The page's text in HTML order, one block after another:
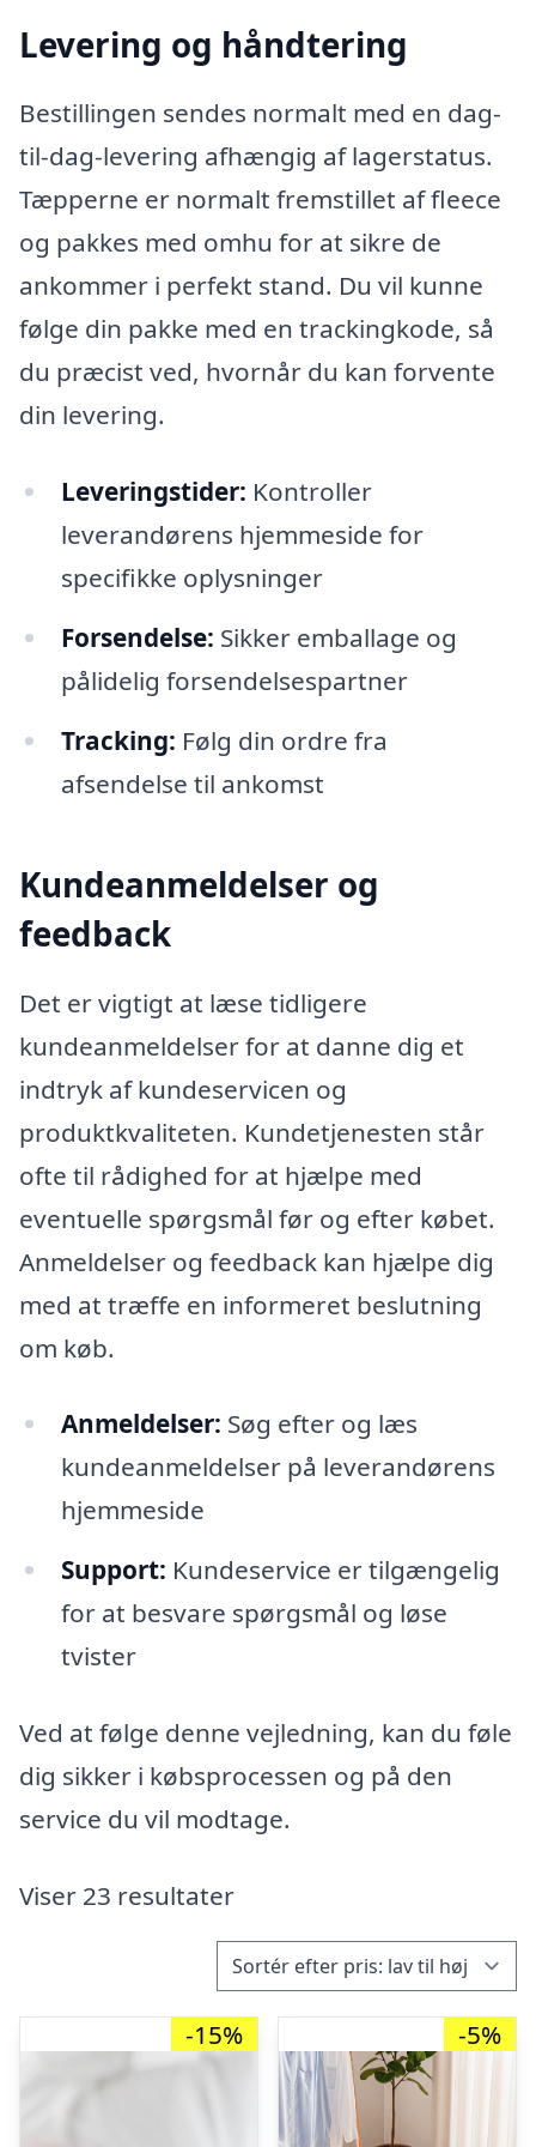
Levering og håndtering
Bestillingen sendes normalt med en dag-
til-dag-levering afhængig af lagerstatus.
Tæpperne er normalt fremstillet af fleece
og pakkes med omhu for at sikre de
ankommer i perfekt stand. Du vil kunne
følge din pakke med en trackingkode, så
du præcist ved, hvornår du kan forvente
din levering.
Leveringstider: Kontroller
leverandørens hjemmeside for
specifikke oplysninger
Forsendelse: Sikker emballage og
pålidelig forsendelsespartner
Tracking: Følg din ordre fra
afsendelse til ankomst
Kundeanmeldelser og
feedback
Det er vigtigt at læse tidligere
kundeanmeldelser for at danne dig et
indtryk af kundeservicen og
produktkvaliteten. Kundetjenesten står
ofte til rådighed for at hjælpe med
eventuelle spørgsmål før og efter købet.
Anmeldelser og feedback kan hjælpe dig
med at træffe en informeret beslutning
om køb.
Anmeldelser: Søg efter og læs
kundeanmeldelser på leverandørens
hjemmeside
Support: Kundeservice er tilgængelig
for at besvare spørgsmål og løse
tvister
Ved at følge denne vejledning, kan du føle
dig sikker i købsprocessen og på den
service du vil modtage.
Viser 23 resultater
-15% -5%